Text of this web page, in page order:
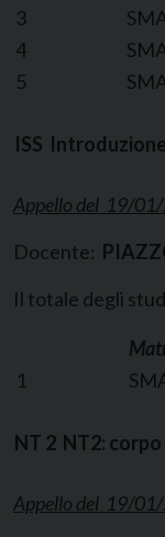
3
4
5
ISS
Appello del 19/
Docente:
Il totale degli
1
NT 2 NT2:
Appello del 19/